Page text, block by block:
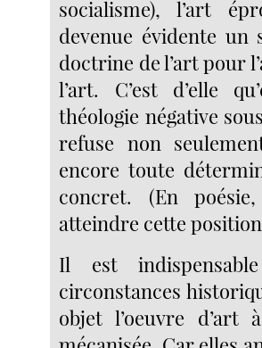
socialisme), l’art
devenue évidente
doctrine de l’art pour
l’art. C’est d’elle
théologie négative
refuse non
encore toute
concret. (En
atteindre cette
Il est
circonstances
objet l’oeuvre d’art